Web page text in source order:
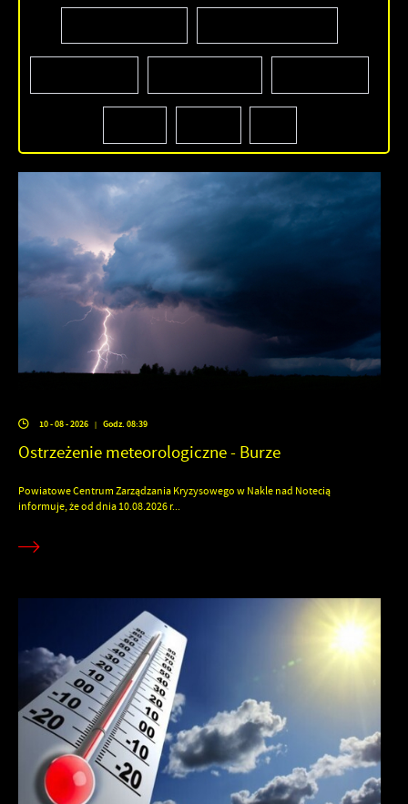
10 - 08 - 2026 | Godz. 08:39
Ostrzeżenie meteorologiczne - Burze
Powiatowe Centrum Zarządzania Kryzysowego w Nakle nad Notecią
informuje, że od dnia 10.08.2026 r...